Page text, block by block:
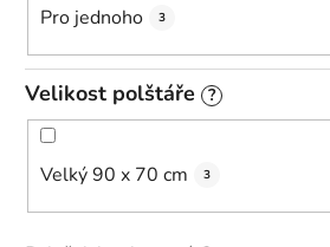
Pro jednoho 3
Velikost polštáře ?
Velký 90 x 70 cm 3